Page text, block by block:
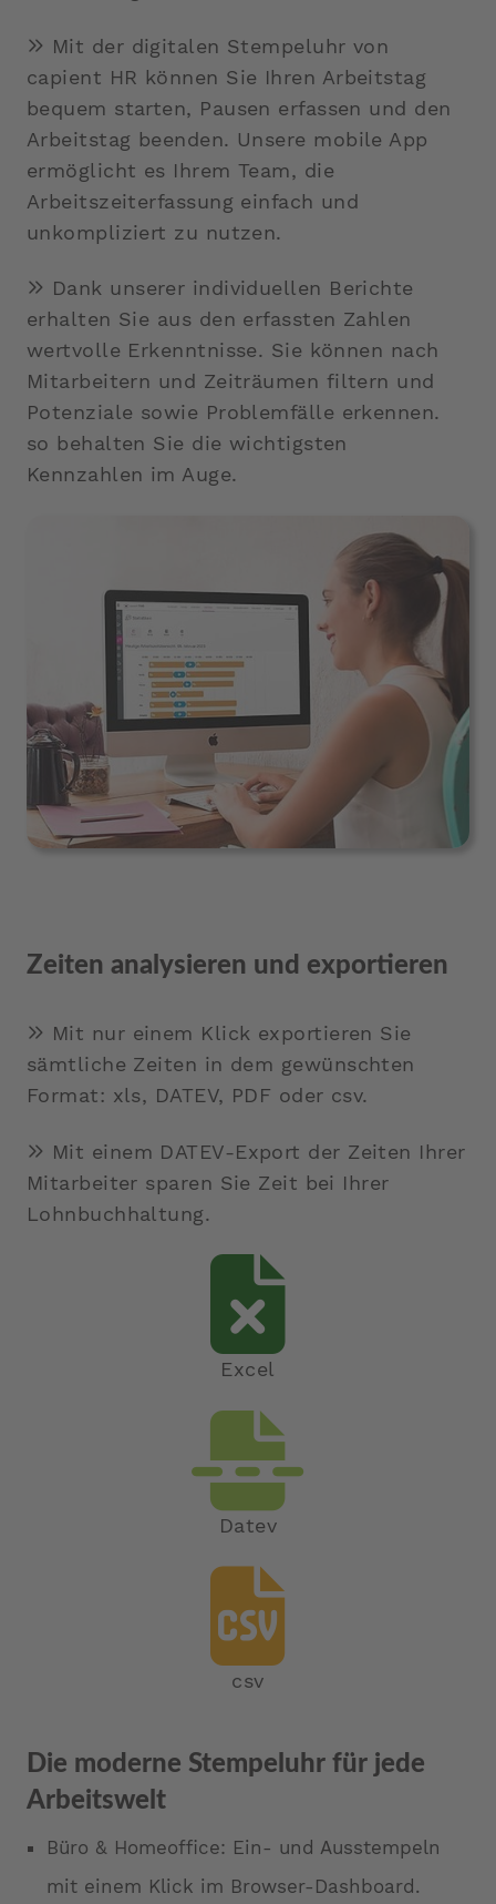
Mit der digitalen Stempeluhr von
capient HR können Sie Ihren Arbeitstag
bequem starten, Pausen erfassen und den
Arbeitstag beenden. Unsere mobile App
ermöglicht es Ihrem Team, die
Arbeitszeiterfassung einfach und
unkompliziert zu nutzen.
Dank unserer individuellen Berichte
erhalten Sie aus den erfassten Zahlen
wertvolle Erkenntnisse. Sie können nach
Mitarbeitern und Zeiträumen filtern und
Potenziale sowie Problemfälle erkennen.
so behalten Sie die wichtigsten
Kennzahlen im Auge.
Zeiten analysieren und exportieren
Mit nur einem Klick exportieren Sie
sämtliche Zeiten in dem gewünschten
Format: xls, DATEV, PDF oder csv.
Mit einem DATEV-Export der Zeiten Ihrer
Mitarbeiter sparen Sie Zeit bei Ihrer
Lohnbuchhaltung.
Excel
Datev
csv
Die moderne Stempeluhr für jede
Arbeitswelt
Büro & Homeoffice: Ein- und Ausstempeln
mit einem Klick im Browser-Dashboard.